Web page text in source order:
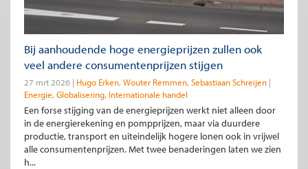
Bij aanhoudende hoge energieprijzen zullen ook
veel andere consumentenprijzen stijgen
27 mrt 2026 Hugo Erken Wouter Remmen Sebastiaan Schreijen
Energie Globalisering Internationale handel
Een forse stijging van de energieprijzen werkt niet alleen door
in de energierekening en pompprijzen, maar via duurdere
productie, transport en uiteindelijk hogere lonen ook in vrijwel
alle consumentenprijzen. Met twee benaderingen laten we zien
h...